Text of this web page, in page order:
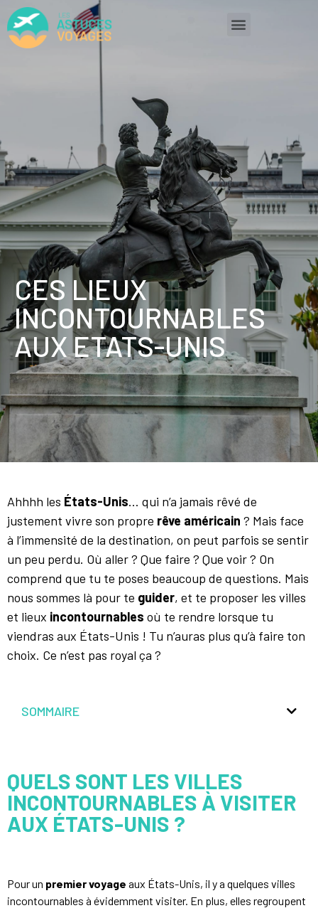
CES LIEUX
INCONTOURNABLES
AUX ETATS-UNIS
Ahhhh les États-Unis… qui n’a jamais rêvé de
justement vivre son propre rêve américain ? Mais face
à l’immensité de la destination, on peut parfois se sentir
un peu perdu. Où aller ? Que faire ? Que voir ? On
comprend que tu te poses beaucoup de questions. Mais
nous sommes là pour te guider, et te proposer les villes
et lieux incontournables où te rendre lorsque tu
viendras aux États-Unis ! Tu n’auras plus qu’à faire ton
choix. Ce n’est pas royal ça ?
SOMMAIRE
QUELS SONT LES VILLES
INCONTOURNABLES À VISITER
AUX ÉTATS-UNIS ?
Pour un premier voyage aux États-Unis, il y a quelques villes
incontournables à évidemment visiter. En plus, elles regroupent